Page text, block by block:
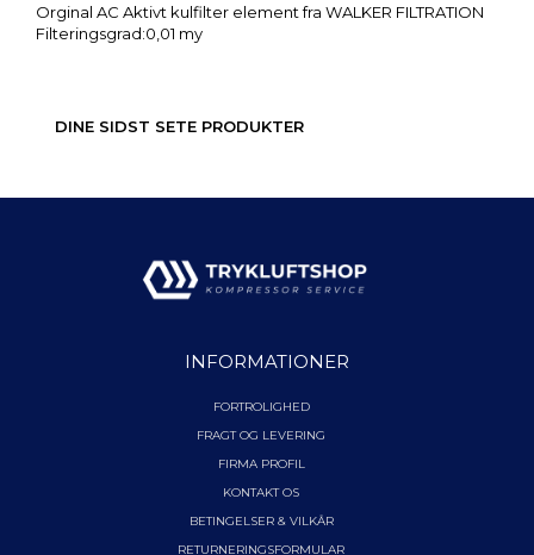
Orginal AC Aktivt kulfilter element fra WALKER FILTRATION
Filteringsgrad:0,01 my
DINE SIDST SETE PRODUKTER
INFORMATIONER
FORTROLIGHED
FRAGT OG LEVERING
FIRMA PROFIL
KONTAKT OS
BETINGELSER & VILKÅR
RETURNERINGSFORMULAR